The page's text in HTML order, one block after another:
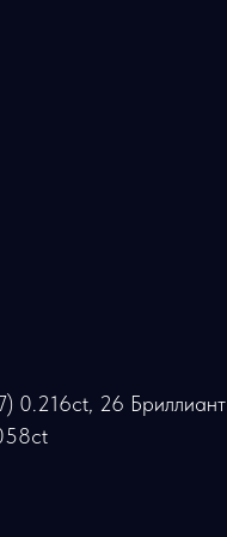
0.216ct, 26 Бриллиант